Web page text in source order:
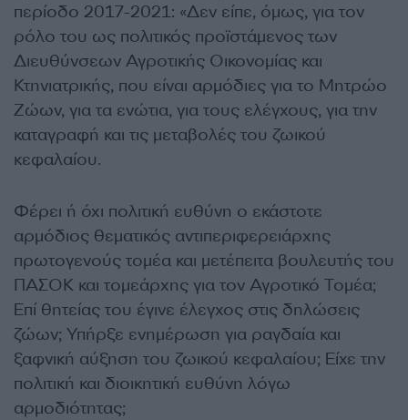
περίοδο 2017-2021: «Δεν είπε, όμως, για τον
ρόλο του ως πολιτικός προϊστάμενος των
Διευθύνσεων Αγροτικής Οικονομίας και
Κτηνιατρικής, που είναι αρμόδιες για το Μητρώο
Ζώων, για τα ενώτια, για τους ελέγχους, για την
καταγραφή και τις μεταβολές του ζωικού
κεφαλαίου.
Φέρει ή όχι πολιτική ευθύνη ο εκάστοτε
αρμόδιος θεματικός αντιπεριφερειάρχης
πρωτογενούς τομέα και μετέπειτα βουλευτής του
ΠΑΣΟΚ και τομεάρχης για τον Αγροτικό Τομέα;
Επί θητείας του έγινε έλεγχος στις δηλώσεις
ζώων; Υπήρξε ενημέρωση για ραγδαία και
ξαφνική αύξηση του ζωικού κεφαλαίου; Είχε την
πολιτική και διοικητική ευθύνη λόγω
αρμοδιότητας;